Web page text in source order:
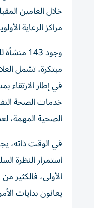
مراكز الرعاية
مبتكرة، تشمل
في إطار
خدمات الصحة
الصحية المهمة،
في الوقت ذاته،
استمرار النظرة
الأولى، فالكثير
يعانون بدايات